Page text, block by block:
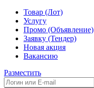
Товар (Лот)
Услугу
Промо (Объявление)
Заявку (Тендер)
Новая акция
Вакансию
Разместить